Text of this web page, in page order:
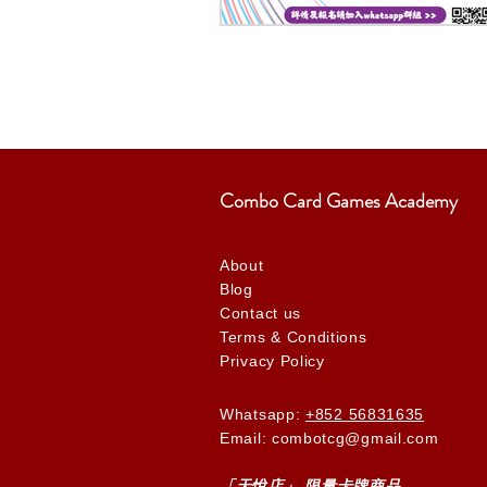
Combo Card Games Academy
About
Blog
Contact us
Terms & Conditions
Privacy Policy
Whatsapp: +852 56831635
Email: combotcg@gmail.com